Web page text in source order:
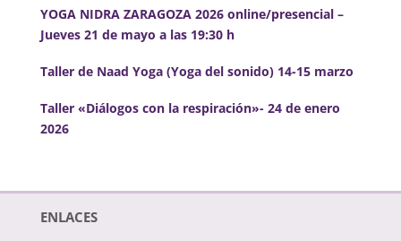
YOGA NIDRA ZARAGOZA 2026 online/presencial –
Jueves 21 de mayo a las 19:30 h
Taller de Naad Yoga (Yoga del sonido) 14-15 marzo
Taller «Diálogos con la respiración»- 24 de enero
2026
ENLACES